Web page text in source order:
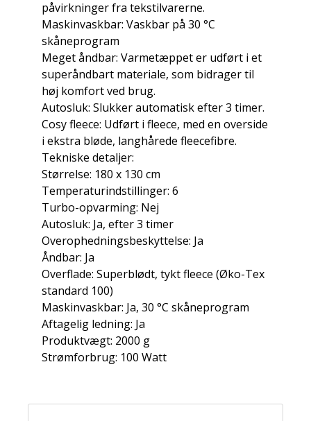
påvirkninger fra tekstilvarerne.
Maskinvaskbar: Vaskbar på 30 °C
skåneprogram
Meget åndbar: Varmetæppet er udført i et
superåndbart materiale, som bidrager til
høj komfort ved brug.
Autosluk: Slukker automatisk efter 3 timer.
Cosy fleece: Udført i fleece, med en overside
i ekstra bløde, langhårede fleecefibre.
Tekniske detaljer:
Størrelse: 180 x 130 cm
Temperaturindstillinger: 6
Turbo-opvarming: Nej
Autosluk: Ja, efter 3 timer
Overophedningsbeskyttelse: Ja
Åndbar: Ja
Overflade: Superblødt, tykt fleece (Øko-Tex
standard 100)
Maskinvaskbar: Ja, 30 °C skåneprogram
Aftagelig ledning: Ja
Produktvægt: 2000 g
Strømforbrug: 100 Watt